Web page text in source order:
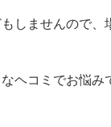
しませんので、
ヘコミでお悩み